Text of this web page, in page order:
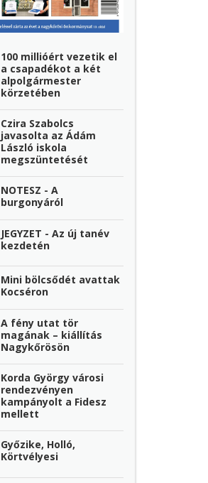
100 millióért vezetik el
a csapadékot a két
alpolgármester
körzetében
Czira Szabolcs
javasolta az Ádám
László iskola
megszüntetését
NOTESZ - A
burgonyáról
JEGYZET - Az új tanév
kezdetén
Mini bölcsődét avattak
Kocséron
A fény utat tör
magának – kiállítás
Nagykőrösön
Korda György városi
rendezvényen
kampányolt a Fidesz
mellett
Győzike, Holló,
Körtvélyesi